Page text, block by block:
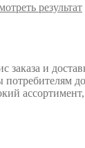
результат
заказа и
потребителям